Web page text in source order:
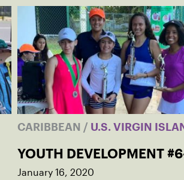
CARIBBEAN / U.S. VIRGIN
YOUTH DEVELOPMENT
January 16, 2020